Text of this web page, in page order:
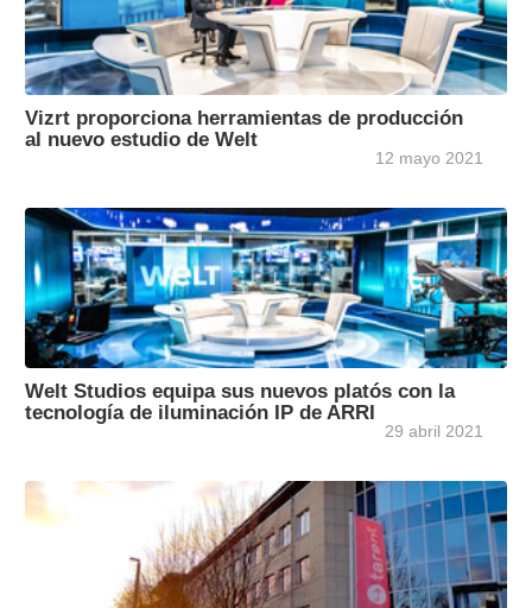
Vizrt proporciona herramientas de producción
al nuevo estudio de Welt
12 mayo 2021
Welt Studios equipa sus nuevos platós con la
tecnología de iluminación IP de ARRI
29 abril 2021